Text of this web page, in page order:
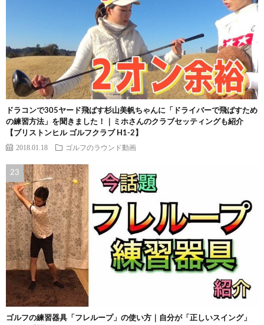
ドラコンで305ヤード飛ばす杉山美帆ちゃんに「ドライバーで飛ばすため
の練習方法」を聞きました！｜ミホさんのクラブセッティングも紹介
【ブリストンヒル ゴルフクラブ H1-2】
2018.01.18 ゴルフのラウンド動画
ゴルフの練習器具「フレループ」の使い方｜自分が「正しいスイング」